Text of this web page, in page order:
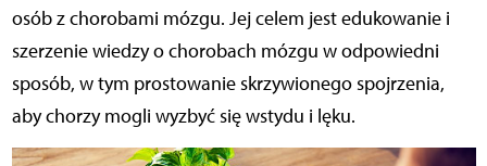
osób z chorobami mózgu. Jej celem jest edukowanie i
szerzenie wiedzy o chorobach mózgu w odpowiedni
sposób, w tym prostowanie skrzywionego spojrzenia,
aby chorzy mogli wyzbyć się wstydu i lęku.